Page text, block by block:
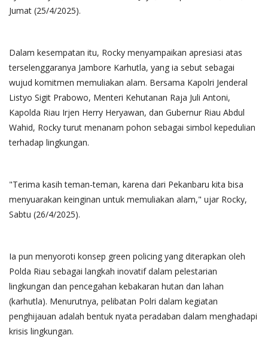
Jumat (25/4/2025).
Dalam kesempatan itu, Rocky menyampaikan apresiasi atas
terselenggaranya Jambore Karhutla, yang ia sebut sebagai
wujud komitmen memuliakan alam. Bersama Kapolri Jenderal
Listyo Sigit Prabowo, Menteri Kehutanan Raja Juli Antoni,
Kapolda Riau Irjen Herry Heryawan, dan Gubernur Riau Abdul
Wahid, Rocky turut menanam pohon sebagai simbol kepedulian
terhadap lingkungan.
"Terima kasih teman-teman, karena dari Pekanbaru kita bisa
menyuarakan keinginan untuk memuliakan alam," ujar Rocky,
Sabtu (26/4/2025).
Ia pun menyoroti konsep green policing yang diterapkan oleh
Polda Riau sebagai langkah inovatif dalam pelestarian
lingkungan dan pencegahan kebakaran hutan dan lahan
(karhutla). Menurutnya, pelibatan Polri dalam kegiatan
penghijauan adalah bentuk nyata peradaban dalam menghadapi
krisis lingkungan.